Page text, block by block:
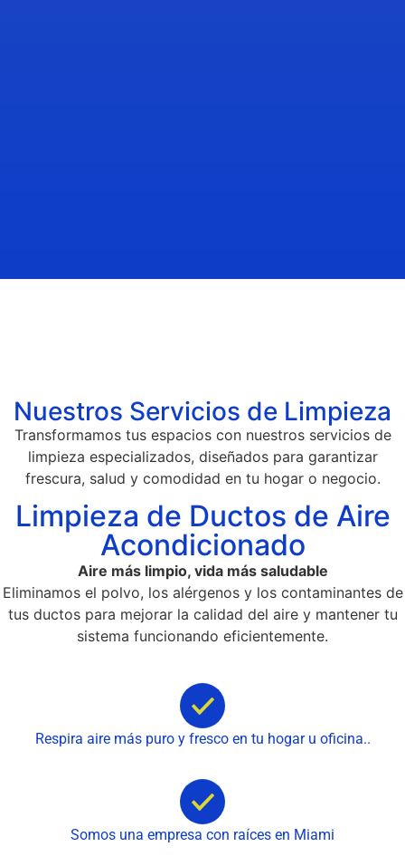
Nuestros Servicios de Limpieza
Transformamos tus espacios con nuestros servicios de
limpieza especializados, diseñados para garantizar
frescura, salud y comodidad en tu hogar o negocio.
Limpieza de Ductos de Aire
Acondicionado
Aire más limpio, vida más saludable
Eliminamos el polvo, los alérgenos y los contaminantes de
tus ductos para mejorar la calidad del aire y mantener tu
sistema funcionando eficientemente.
Respira aire más puro y fresco en tu hogar u oficina..
Somos una empresa con raíces en Miami